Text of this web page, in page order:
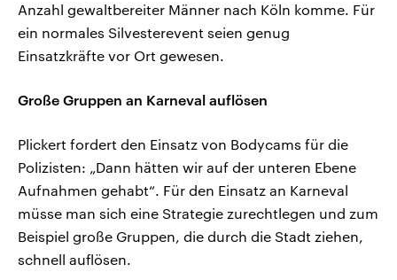
Anzahl gewaltbereiter Männer nach Köln komme. Für
ein normales Silvesterevent seien genug
Einsatzkräfte vor Ort gewesen.
Große Gruppen an Karneval auflösen
Plickert fordert den Einsatz von Bodycams für die
Polizisten: „Dann hätten wir auf der unteren Ebene
Aufnahmen gehabt“. Für den Einsatz an Karneval
müsse man sich eine Strategie zurechtlegen und zum
Beispiel große Gruppen, die durch die Stadt ziehen,
schnell auflösen.